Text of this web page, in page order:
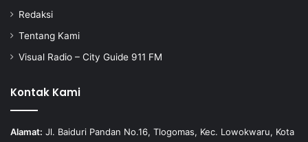
Redaksi
Tentang Kami
Visual Radio – City Guide 911 FM
Kontak Kami
Alamat: Jl. Baiduri Pandan No.16, Tlogomas, Kec. Lowokwaru, Kota